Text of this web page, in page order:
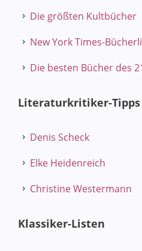
Die größten Kultbücher
New York Times-
Die besten Bücher des
Literaturkritiker-Tipps
Denis Scheck
Elke Heidenreich
Christine Westermann
Klassiker-Listen